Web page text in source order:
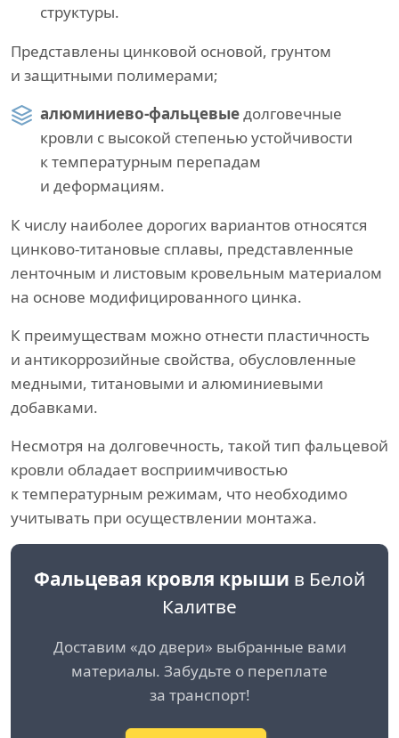
структуры.
Представлены цинковой основой, грунтом
и защитными полимерами;
алюминиево-фальцевыедолговечные
кровли с высокой степенью устойчивости
к температурным перепадам
и деформациям.
К числу наиболее дорогих вариантов относятся
цинково-титановые сплавы, представленные
ленточным и листовым кровельным материалом
на основе модифицированного цинка.
К преимуществам можно отнести пластичность
и антикоррозийные свойства, обусловленные
медными, титановыми и алюминиевыми
добавками.
Несмотря на долговечность, такой тип фальцевой
кровли обладает восприимчивостью
к температурным режимам, что необходимо
учитывать при осуществлении монтажа.
Фальцевая кровля крыши в Белой
Калитве
Доставим «до двери» выбранные вами
материалы. Забудьте о переплате
за транспорт!